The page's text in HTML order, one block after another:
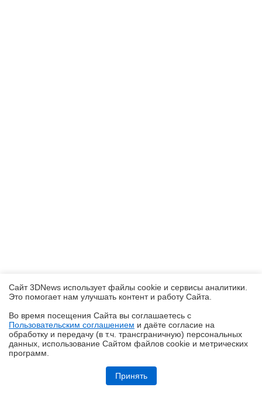
Обзор ультрабука ASUS Zenbook A16 (UX3607OA) с Copilot+ PC: ИИ
Сайт 3DNews использует файлы cookie и сервисы аналитики.
Это помогает нам улучшать контент и работу Cайта.
Во время посещения Cайта вы соглашаетесь с
Пользовательским соглашением и даёте согласие на
обработку и передачу (в т.ч. трансграничную) персональных
данных, использование Cайтом файлов cookie и метрических
программ.
Принять